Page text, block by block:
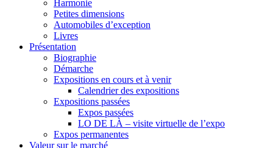
Harmonie
Petites dimensions
Automobiles d’exception
Livres
Présentation
Biographie
Démarche
Expositions en cours et à venir
Calendrier des expositions
Expositions passées
Expos passées
LO DE LÀ – visite virtuelle de l’expo
Expos permanentes
Valeur sur le marché